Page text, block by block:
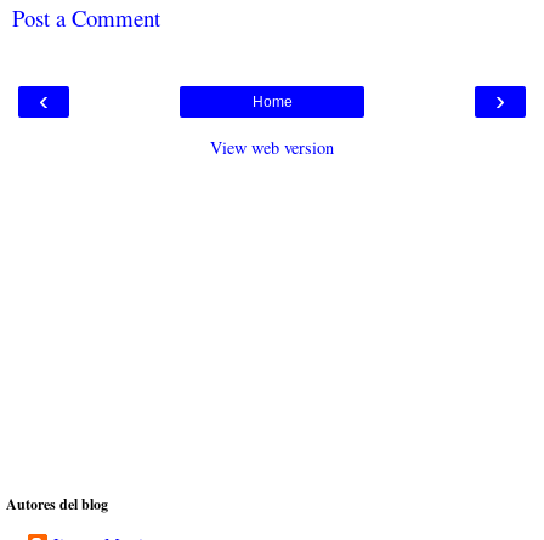
Post a Comment
‹ ›
Home
View web version
Autores del blog